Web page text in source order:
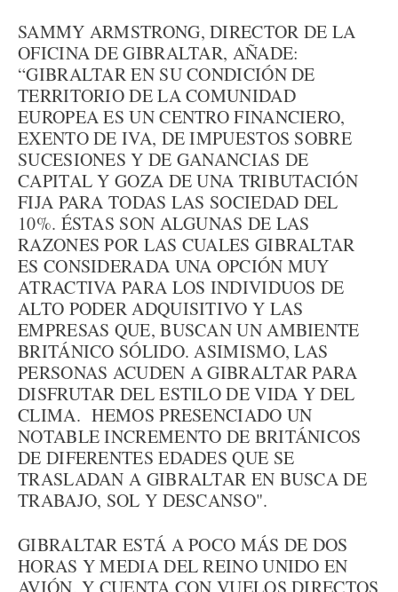
SAMMY ARMSTRONG, DIRECTOR DE LA
OFICINA DE GIBRALTAR, AÑADE:
“GIBRALTAR EN SU CONDICIÓN DE
TERRITORIO DE LA COMUNIDAD
EUROPEA ES UN CENTRO FINANCIERO,
EXENTO DE IVA, DE IMPUESTOS SOBRE
SUCESIONES Y DE GANANCIAS DE
CAPITAL Y GOZA DE UNA TRIBUTACIÓN
FIJA PARA TODAS LAS SOCIEDAD DEL
10%. ÉSTAS SON ALGUNAS DE LAS
RAZONES POR LAS CUALES GIBRALTAR
ES CONSIDERADA UNA OPCIÓN MUY
ATRACTIVA PARA LOS INDIVIDUOS DE
ALTO PODER ADQUISITIVO Y LAS
EMPRESAS QUE, BUSCAN UN AMBIENTE
BRITÁNICO SÓLIDO. ASIMISMO, LAS
PERSONAS ACUDEN A GIBRALTAR PARA
DISFRUTAR DEL ESTILO DE VIDA Y DEL
CLIMA. HEMOS PRESENCIADO UN
NOTABLE INCREMENTO DE BRITÁNICOS
DE DIFERENTES EDADES QUE SE
TRASLADAN A GIBRALTAR EN BUSCA DE
TRABAJO, SOL Y DESCANSO".
GIBRALTAR ESTÁ A POCO MÁS DE DOS
HORAS Y MEDIA DEL REINO UNIDO EN
AVIÓN, Y CUENTA CON VUELOS DIRECTOS